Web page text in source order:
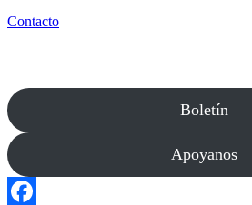
Contacto
Boletín
Apoyanos